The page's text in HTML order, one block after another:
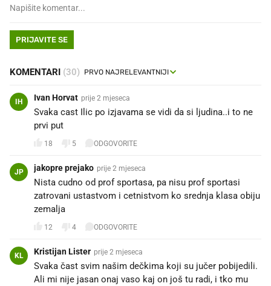
PRIJAVITE SE
KOMENTARI (30)
IH Ivan Horvat prije 2 mjeseca
Svaka cast Ilic po izjavama se vidi da si ljudina..i to ne
prvi put
18 5 ODGOVORITE
JP jakopre prejako prije 2 mjeseca
Nista cudno od prof sportasa, pa nisu prof sportasi
zatrovani ustastvom i cetnistvom ko srednja klasa obiju
zemalja
12 4 ODGOVORITE
KL Kristijan Lister prije 2 mjeseca
Svaka čast svim našim dečkima koji su jučer pobijedili.
Ali mi nije jasan onaj vaso kaj on još tu radi, i tko mu